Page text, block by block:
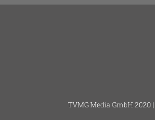
TVMG Media GmbH 2020 |